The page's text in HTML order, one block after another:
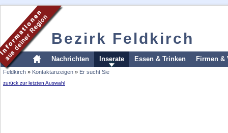
Bezirk Feldkirch
Nachrichten Inserate Essen & Trinken Firmen &
Feldkirch » Kontaktanzeigen » Er sucht Sie
zurück zur letzten Auswahl